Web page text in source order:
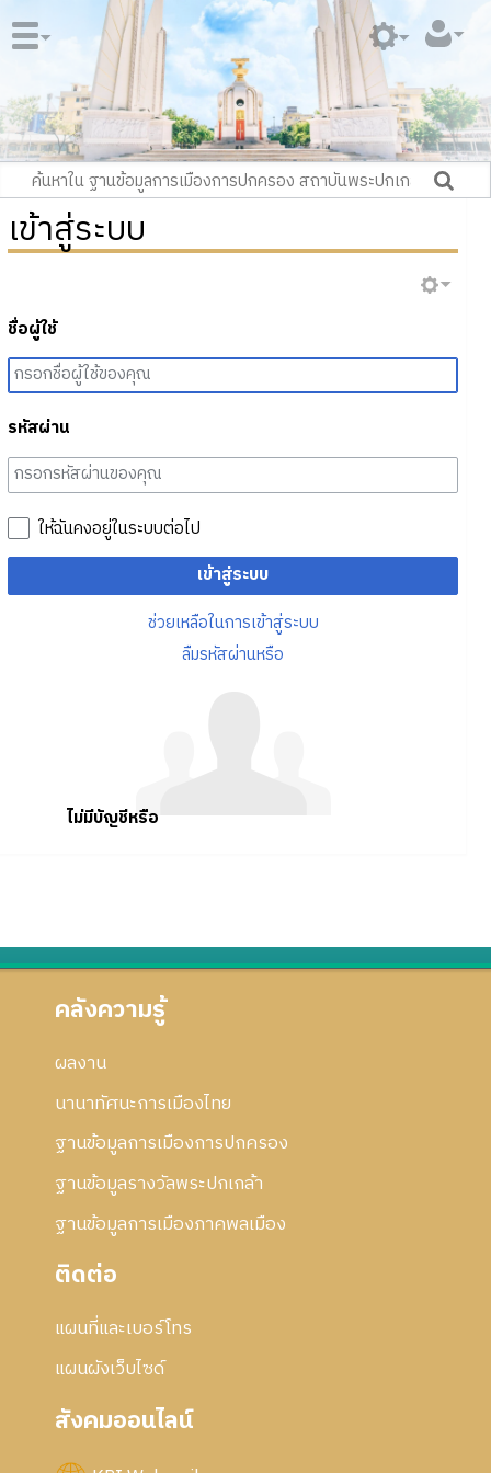
เข้าสู่ระบบ
ชื่อผู้ใช้
รหัสผ่าน
ให้ฉันคงอยู่ในระบบต่อไป
เข้าสู่ระบบ
ช่วยเหลือในการเข้าสู่ระบบ
ลืมรหัสผ่านหรือ
ไม่มีบัญชีหรือ
คลังความรู้
ผลงาน
นานาทัศนะการเมืองไทย
ฐานข้อมูลการเมืองการปกครอง
ฐานข้อมูลรางวัลพระปกเกล้า
ฐานข้อมูลการเมืองภาคพลเมือง
ติดต่อ
แผนที่และเบอร์โทร
แผนผังเว็บไซด์
สังคมออนไลน์